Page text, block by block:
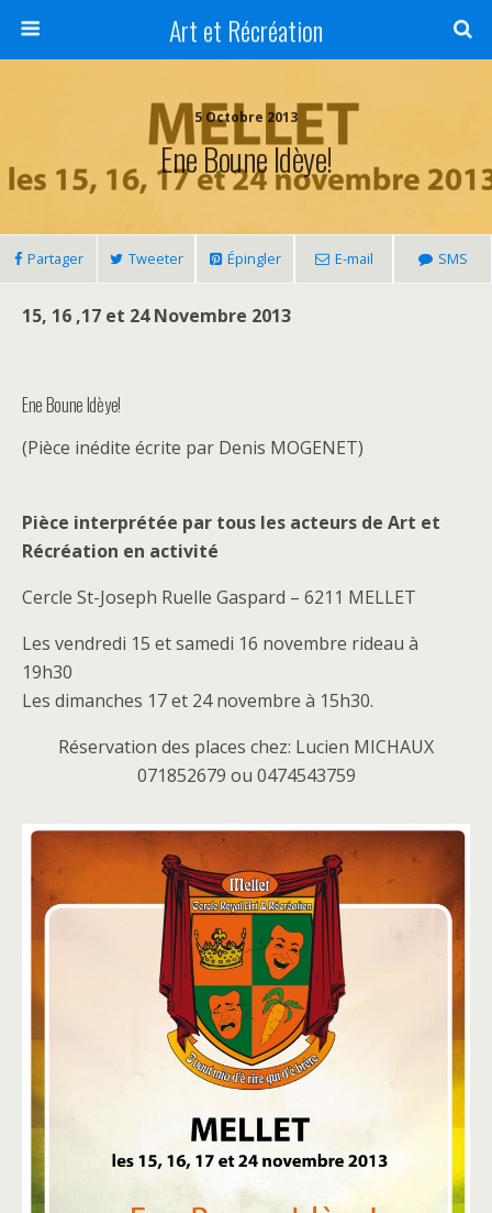
Art et Récréation
5 Octobre 2013
Ene Boune Idèye!
Partager Tweeter Épingler E-mail SMS
15, 16 ,17 et 24 Novembre 2013
Ene Boune Idèye!
(Pièce inédite écrite par Denis MOGENET)
Pièce interprétée par tous les acteurs de Art et
Récréation en activité
Cercle St-Joseph Ruelle Gaspard – 6211 MELLET
Les vendredi 15 et samedi 16 novembre rideau à
19h30
Les dimanches 17 et 24 novembre à 15h30.
Réservation des places chez: Lucien MICHAUX
071852679 ou 0474543759